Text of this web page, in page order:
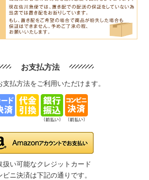
お支払方法
支払方法をご利用いただけます。
扱い可能なクレジットカード
ビニ決済は下記の通りです。